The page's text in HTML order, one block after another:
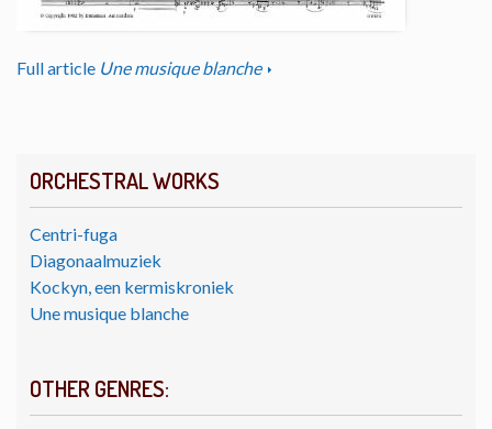
ORCHESTRAL WORKS
Centri-fuga
Diagonaalmuziek
Kockyn, een kermiskroniek
Une musique blanche
OTHER GENRES:
Full article Une musique blanche